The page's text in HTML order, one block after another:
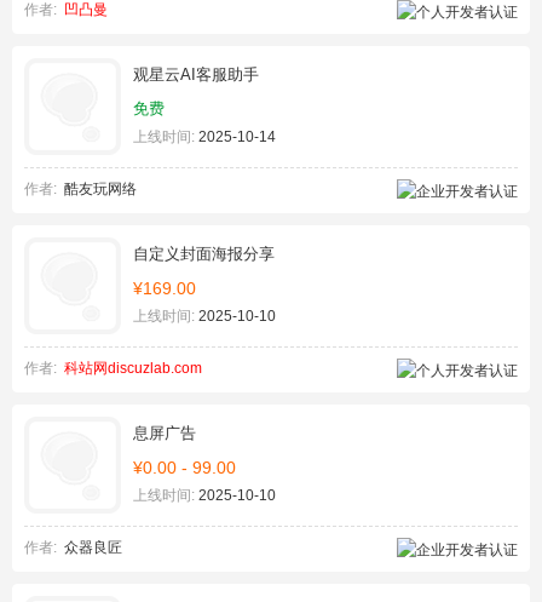
作者: 凹凸曼
观星云AI客服助手
免费
上线时间: 2025-10-14
作者: 酷友玩网络
自定义封面海报分享
¥169.00
上线时间: 2025-10-10
作者: 科站网discuzlab.com
息屏广告
¥0.00 - 99.00
上线时间: 2025-10-10
作者: 众器良匠